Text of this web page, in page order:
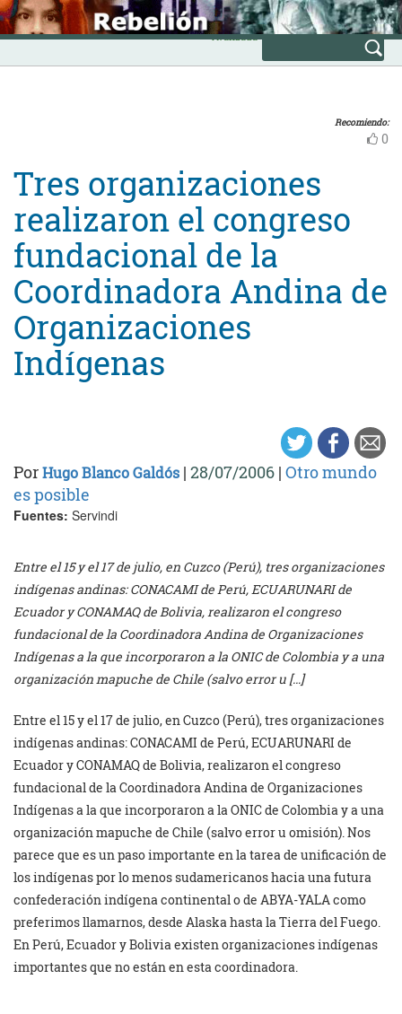
Skip
to
content
INICIO
Avanzada
Recomiendo:
0
Tres organizaciones
realizaron el congreso
fundacional de la
Coordinadora Andina de
Organizaciones
Indígenas
PorHugo Blanco Galdós | 28/07/2006 | Otro mundo
es posible
Fuentes: Servindi
Entre el 15 y el 17 de julio, en Cuzco (Perú), tres organizaciones
indígenas andinas: CONACAMI de Perú, ECUARUNARI de
Ecuador y CONAMAQ de Bolivia, realizaron el congreso
fundacional de la Coordinadora Andina de Organizaciones
Indígenas a la que incorporaron a la ONIC de Colombia y a una
organización mapuche de Chile (salvo error u […]
Entre el 15 y el 17 de julio, en Cuzco (Perú), tres organizaciones
indígenas andinas: CONACAMI de Perú, ECUARUNARI de
Ecuador y CONAMAQ de Bolivia, realizaron el congreso
fundacional de la Coordinadora Andina de Organizaciones
Indígenas a la que incorporaron a la ONIC de Colombia y a una
organización mapuche de Chile (salvo error u omisión). Nos
parece que es un paso importante en la tarea de unificación de
los indígenas por lo menos sudamericanos hacia una futura
confederación indígena continental o de ABYA-YALA como
preferimos llamarnos, desde Alaska hasta la Tierra del Fuego.
En Perú, Ecuador y Bolivia existen organizaciones indígenas
importantes que no están en esta coordinadora.